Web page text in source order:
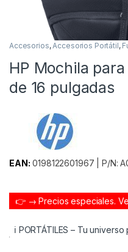
Accesorios, Accesorios Portátil,
HP Mochila
de 16 pulgadas
EAN: 0198122601967 | P/N:
👉 → Precios especiales.
ℹ️ PORTÁTILES – Tu